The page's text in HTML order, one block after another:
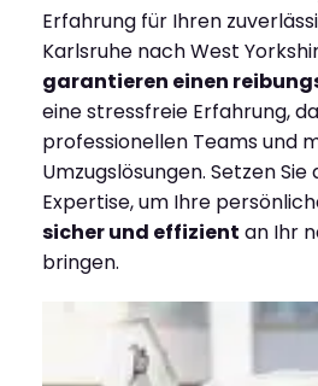
Erfahrung für Ihren
Karlsruhe nach West
garantieren einen
eine stressfreie Erfahrung,
professionellen Teams und
Umzugslösungen. Setzen Sie
Expertise, um Ihre
sicher und effizient an Ihr
bringen.